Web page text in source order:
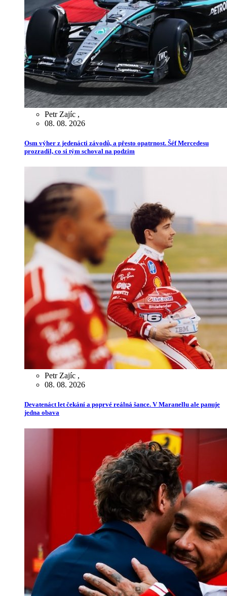
Petr Zajíc ,
08. 08. 2026
Osm výher z jedenácti závodů, a přesto opatrnost. Šéf Mercedesu
prozradil, co si tým schoval na podzim
Petr Zajíc ,
08. 08. 2026
Devatenáct let čekání a poprvé reálná šance. V Maranellu ale panuje
jedna obava